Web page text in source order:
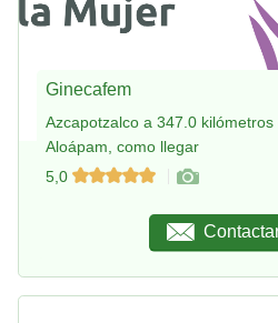
Ginecafem
Azcapotzalco a 347.0
Aloápam, como llegar
5,0